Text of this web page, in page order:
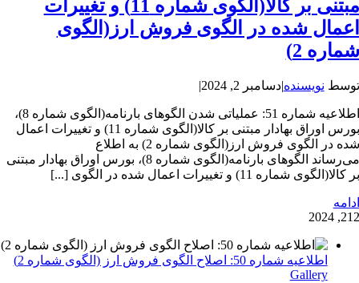
مبتنی بر کالا(الگوی شماره 11) و تغییرات
اعمال شده در الگوی فروش ارز(الگوی
شماره 2)
توسط نویسنده|دسامبر 2, 2024 |
اطلاعیه شماره 51: عملیاتی شدن الگوهای بارنامه(الگوی شماره 8)،
بورس اوراق بهادار مبتنی بر کالا(الگوی شماره 11) و تغییرات اعمال
شده در الگوی فروش ارز(الگوی شماره 2) به اطلاع
می‌رساند الگوهای بارنامه(الگوی شماره 8)، بورس اوراق بهادار مبتنی
بر کالا(الگوی شماره 11) و تغییرات اعمال شده در الگوی [...]
ادامه
212, 2024
اطلاعیه شماره 50: اصلاح الگوی فروش ارز (الگوی شماره 2)
Gallery